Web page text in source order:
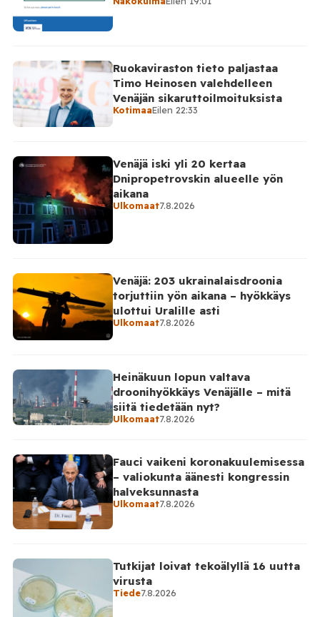
arvostellaan. Tilaa Posi TV […]
Ruokaviraston tieto paljastaa
Timo Heinosen valehdelleen
Venäjän sikaruttoilmoituksista
KotimaaEilen 22:33
Venäjä iski yli 20 kertaa
Dnipropetrovskin alueelle yön
aikana
Ulkomaat7.8.2026
Venäjä: 203 ukrainalaisdroonia
torjuttiin yön aikana – hyökkäys
ulottui Uralille asti
Ulkomaat7.8.2026
Heinäkuun lopun valtava
droonihyökkäys Venäjälle – mitä
siitä tiedetään nyt?
Ulkomaat7.8.2026
Fauci vaikeni koronakuulemisessa
– valiokunta äänesti kongressin
halveksunnasta
Ulkomaat7.8.2026
Tutkijat loivat tekoälyllä 16 uutta
virusta
Tiede7.8.2026